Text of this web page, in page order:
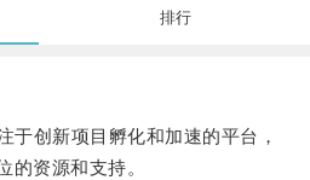
排行
创新项目孵化和加速的平台，
的资源和支持。